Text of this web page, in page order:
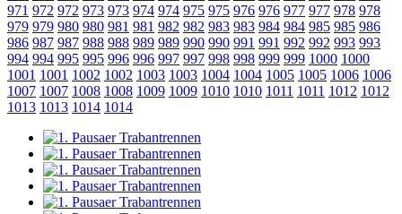
971 972 972 973 973 974 974 975 975 976 976 977 977 978 978
979 979 980 980 981 981 982 982 983 983 984 984 985 985 986
986 987 987 988 988 989 989 990 990 991 991 992 992 993 993
994 994 995 995 996 996 997 997 998 998 999 999 1000 1000
1001 1001 1002 1002 1003 1003 1004 1004 1005 1005 1006 1006
1007 1007 1008 1008 1009 1009 1010 1010 1011 1011 1012 1012
1013 1013 1014 1014